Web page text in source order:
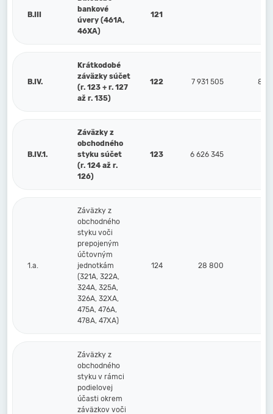
B.III
bankové
úvery (461A,
46XA)
121
B.IV.
Krátkodobé
záväzky súčet
(r. 123 + r. 127
až r. 135)
122 7 931 505 8
B.IV.1.
Záväzky z
obchodného
styku súčet
(r. 124 až r.
126)
123 6 626 345
1.a.
Záväzky z
obchodného
styku voči
prepojeným
účtovným
jednotkám
(321A, 322A,
324A, 325A,
326A, 32XA,
475A, 476A,
478A, 47XA)
124 28 800
Záväzky z
obchodného
styku v rámci
podielovej
účasti okrem
záväzkov voči